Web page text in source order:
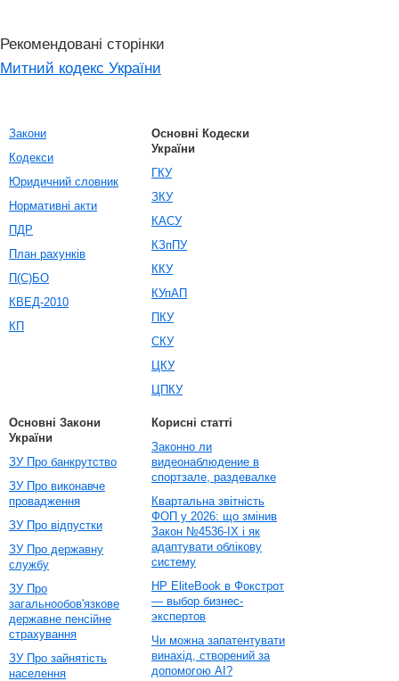
Рекомендовані сторінки
Митний кодекс України
Закони
Кодекси
Юридичний словник
Нормативні акти
ПДР
План рахунків
П(С)БО
КВЕД-2010
КП
Основні Кодески
України
ГКУ
ЗКУ
КАСУ
КЗпПУ
ККУ
КУпАП
ПКУ
СКУ
ЦКУ
ЦПКУ
Основні Закони
України
ЗУ Про банкрутство
ЗУ Про виконавче
провадження
ЗУ Про відпустки
ЗУ Про державну
службу
ЗУ Про
загальнообов'язкове
державне пенсійне
страхування
ЗУ Про зайнятість
населення
Корисні статті
Законно ли
видеонаблюдение в
спортзале, раздевалке
Квартальна звітність
ФОП у 2026: що змінив
Закон №4536-IX і як
адаптувати облікову
систему
HP EliteBook в Фокстрот
— выбор бизнес-
экспертов
Чи можна запатентувати
винахід, створений за
допомогою AI?